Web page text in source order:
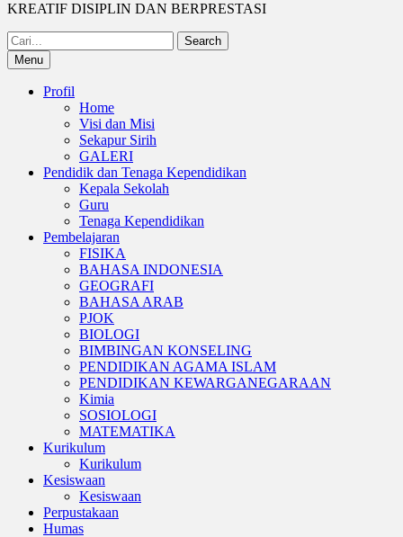
KREATIF DISIPLIN DAN BERPRESTASI
Search
for:Menu
Profil
Home
Visi dan Misi
Sekapur Sirih
GALERI
Pendidik dan Tenaga Kependidikan
Kepala Sekolah
Guru
Tenaga Kependidikan
Pembelajaran
FISIKA
BAHASA INDONESIA
GEOGRAFI
BAHASA ARAB
PJOK
BIOLOGI
BIMBINGAN KONSELING
PENDIDIKAN AGAMA ISLAM
PENDIDIKAN KEWARGANEGARAAN
Kimia
SOSIOLOGI
MATEMATIKA
Kurikulum
Kurikulum
Kesiswaan
Kesiswaan
Perpustakaan
Humas